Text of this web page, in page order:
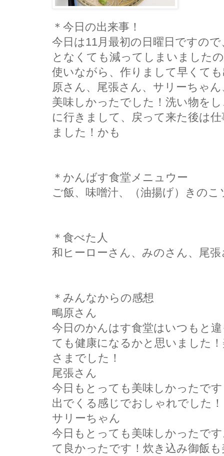
＊今日の出来事！
今日は11月最初の日曜日ですの
となくても減ってしまいました
使いながら、作りまして早くて
原さん、尾張さん、サリーちゃ
美味しかったでした！洗い物を
に行きまして、戻って来た後は
ました！かも
＊かんばす食堂メニュウー
ご飯、味噌汁、（油揚げ）きのこ
＊食べた人
和ヒーローさん、みのさん、尾
＊みんなからの感想
鴫原さん
今日のかんはす食堂はいつもと
ても健康になるかと思いました
さまでした！
尾張さん
今日もとっても美味しかったで
出でくる感じでおしゃれでした
サリーちゃん
今日もとっても美味しかったで
て良かったです！炊き込み御飯